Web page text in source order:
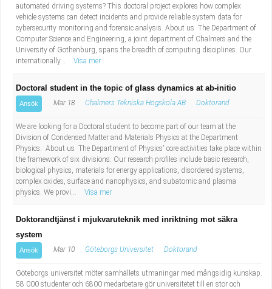
automated driving systems? This doctoral project explores how complex
vehicle systems can detect incidents and provide reliable system data for
cybersecurity monitoring and forensic analysis. About us The Department of
Computer Science and Engineering, a joint department of Chalmers and the
University of Gothenburg, spans the breadth of computing disciplines. Our
internationally...
Visa mer
Doctoral student in the topic of glass dynamics at ab-initio
Ansök Mar 18 Chalmers Tekniska Högskola AB Doktorand
We are looking for a Doctoral student to become part of our team at the
Division of Condensed Matter and Materials Physics at the Department
Physics. About us The Department of Physics' core activities take place within
the framework of six divisions. Our research profiles include basic research,
biological physics, materials for energy applications, disordered systems,
complex oxides, surface and nanophysics, and subatomic and plasma
physics. We provi...
Visa mer
Doktorandtjänst i mjukvaruteknik med inriktning mot säkra
system
Ansök Mar 10 Göteborgs Universitet Doktorand
Göteborgs universitet möter samhällets utmaningar med mångsidig kunskap.
58 000 studenter och 6800 medarbetare gör universitetet till en stor och